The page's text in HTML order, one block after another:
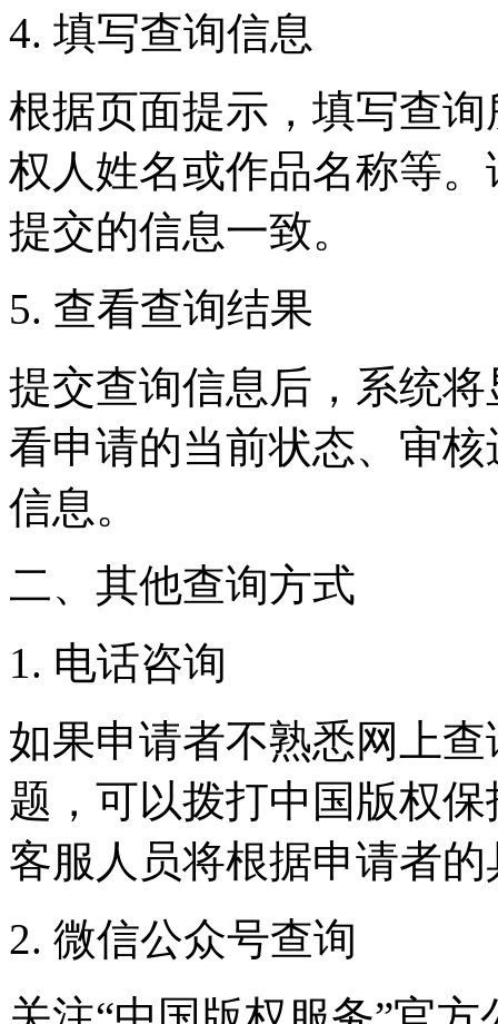
4. 填写查询信息
根据页面提示，填写查
权人姓名或作品名称等
提交的信息一致。
5. 查看查询结果
提交查询信息后，系统
看申请的当前状态、审
信息。
二、其他查询方式
1. 电话咨询
如果申请者不熟悉网上
题，可以拨打中国版权
客服人员将根据申请者
2. 微信公众号查询